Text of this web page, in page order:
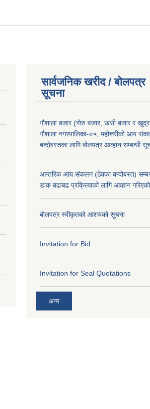
सार्वजनिक खरीद / बोलपत्र
सूचना
गौशाला बजार (गोरु बजार, खसी बजार र
गौशाला नगरपालिका-०५, महोत्तरीको आय
बन्दोबस्तका लागि बोलपत्र आव्हान सम्बन्धी
आन्तरिक आय संकलन (ठेक्का बन्दोबस्त)
डाक बढाबढ प्रक्रियाको लागि आव्हान
बोलपत्र स्वीकृतको आशयको सूचना
Invitation for Bid
Invitation for Seal Quotations
अन्य